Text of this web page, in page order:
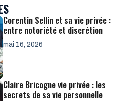
Corentin Sellin et sa vie privée :
entre notoriété et discrétion
mai 16, 2026
Claire Bricogne vie privée : les
secrets de sa vie personnelle